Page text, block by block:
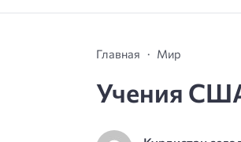
Главная Мир
Учения